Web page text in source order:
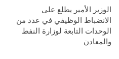
الوزير الأمير يطلع على
الانضباط الوظيفي في عدد من
الوحدات التابعة لوزارة النفط
والمعادن